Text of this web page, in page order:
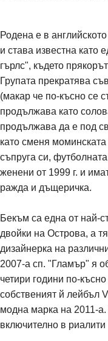
Родена е в
и става известна като
гърлс", където
Групата прекратява
(макар че по-късно се
продължава като
продължава да е под
като сменя
съпруга си,
женени от 1999 г. и
ражда и дъщеричка.
Бекъм са една от най-
двойки на Острова, а
дизайнерка на
2007-а сп. "Гламър" я
четири години по-
собственият й лейбъл
модна марка на 2011-
включително в